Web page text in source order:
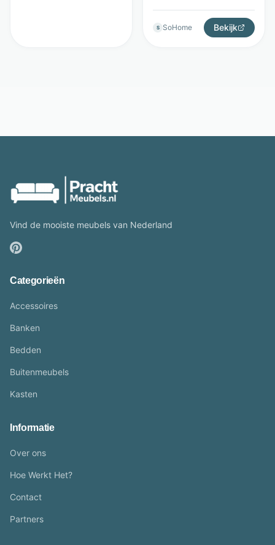
S SoHome Bekijk
Vind de mooiste meubels van Nederland
Categorieën
Accessoires
Banken
Bedden
Buitenmeubels
Kasten
Informatie
Over ons
Hoe Werkt Het?
Contact
Partners